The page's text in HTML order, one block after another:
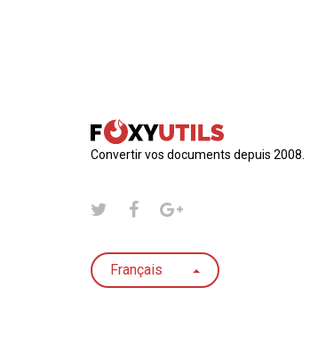
Convertir vos documents depuis 2008.
Français